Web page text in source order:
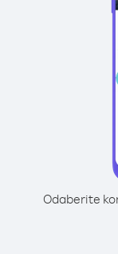
Odaberite